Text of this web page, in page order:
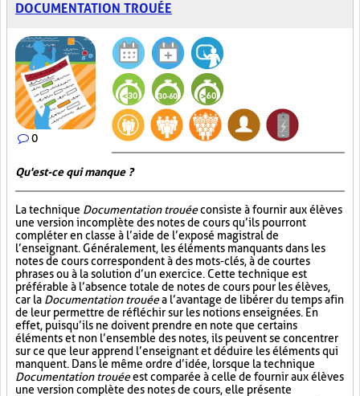
DOCUMENTATION TROUÉE
0
Qu'est-ce qui manque ?
La technique Documentation trouéeconsiste à fournir aux élèves
une version incomplète des notes de cours qu’ils pourront
compléter en classe à l’aide de l’exposé magistral de
l’enseignant. Généralement, les éléments manquants dans les
notes de cours correspondent à des mots-clés, à de courtes
phrases ou à la solution d’un exercice. Cette technique est
préférable à l’absence totale de notes de cours pour les élèves,
car la Documentation trouéea l’avantage de libérer du temps afin
de leur permettre de réfléchir sur les notions enseignées. En
effet, puisqu’ils ne doivent prendre en note que certains
éléments et non l’ensemble des notes, ils peuvent se concentrer
sur ce que leur apprend l’enseignant et déduire les éléments qui
manquent. Dans le même ordre d’idée, lorsque la technique
Documentation trouéeest comparée à celle de fournir aux élèves
une version complète des notes de cours, elle présente